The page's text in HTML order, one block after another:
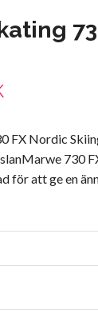
FX Nordic
730
för att ge en